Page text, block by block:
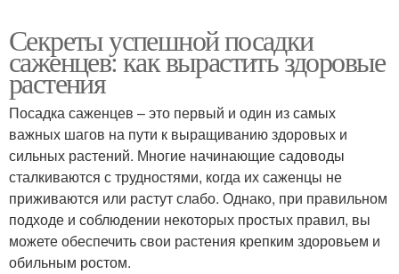
Секреты успешной посадки
саженцев: как вырастить здоровые
растения
Посадка саженцев – это первый и один из самых
важных шагов на пути к выращиванию здоровых и
сильных растений. Многие начинающие садоводы
сталкиваются с трудностями, когда их саженцы не
приживаются или растут слабо. Однако, при правильном
подходе и соблюдении некоторых простых правил, вы
можете обеспечить свои растения крепким здоровьем и
обильным ростом.